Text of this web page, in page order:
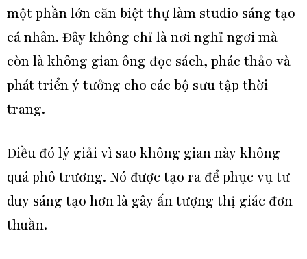
một phần lớn căn biệt thự làm studio sáng tạo
cá nhân. Đây không chỉ là nơi nghỉ ngơi mà
còn là không gian ông đọc sách, phác thảo và
phát triển ý tưởng cho các bộ sưu tập thời
trang.
Điều đó lý giải vì sao không gian này không
quá phô trương. Nó được tạo ra để phục vụ tư
duy sáng tạo hơn là gây ấn tượng thị giác đơn
thuần.